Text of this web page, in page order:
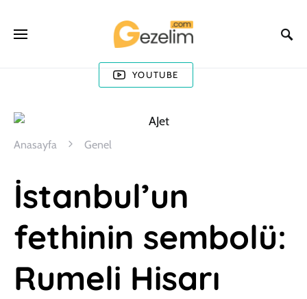
YOUTUBE
Anasayfa Genel
İstanbul’un
fethinin sembolü:
Rumeli Hisarı